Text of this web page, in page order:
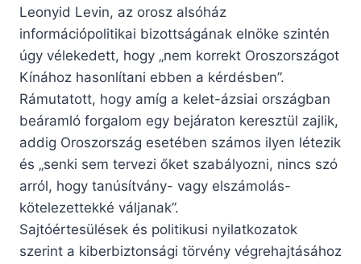
Leonyid Levin, az orosz alsóház
információpolitikai bizottságának elnöke szintén
úgy vélekedett, hogy „nem korrekt Oroszországot
Kínához hasonlítani ebben a kérdésben”.
Rámutatott, hogy amíg a kelet-ázsiai országban
beáramló forgalom egy bejáraton keresztül zajlik,
addig Oroszország esetében számos ilyen létezik
és „senki sem tervezi őket szabályozni, nincs szó
arról, hogy tanúsítvány- vagy elszámolás-
kötelezettekké váljanak”.
Sajtóértesülések és politikusi nyilatkozatok
szerint a kiberbiztonsági törvény végrehajtásához